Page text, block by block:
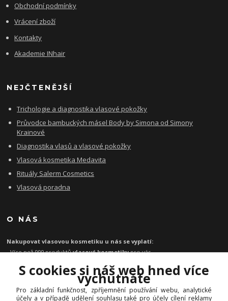
Obchodní podmínky
Vrácení zboží
Kontakty
Akademie INhair
NEJČTENĚJŠÍ
Trichologie a diagnostika vlasové pokožky
Průvodce bambuckých másel Body by Simona od Simony
Krainové
Diagnostika vlasů a vlasové pokožky
Vlasová kosmetika Medavita
Rituály Salerm Cosmetics
Vlasová poradna
O NÁS
Nakupovat vlasovou kosmetiku u nás se vyplatí:
- Více než 999 produktůvlasové kosmetikypro vás
- Garance originality profesionálnívlasové kosmetiky
- Při objednávce zboží nad 1199 Kč poštovné zdarma
Expresní doručeníkosmetiky na vlasy do 1 - 2 dnů
S cookies si náš web hned více
vychutnáte
Pro základní funkčnost, zpříjemnění používání webu, analytické
účely a v případě udělení souhlasu také pro účely cílení reklamy